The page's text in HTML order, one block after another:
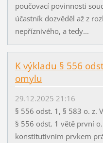
poučovací povinnosti
účastník dozvěděl až z
nepříznivého, a tedy...
K výkladu § 556
omylu
29.12.2025 21:16
§ 556 odst. 1, § 583 o. z.
§ 556 odst. 1 větě první
konstitutivním prvkem